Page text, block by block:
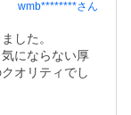
wmb********さん
した。
にならない厚
オリティでし